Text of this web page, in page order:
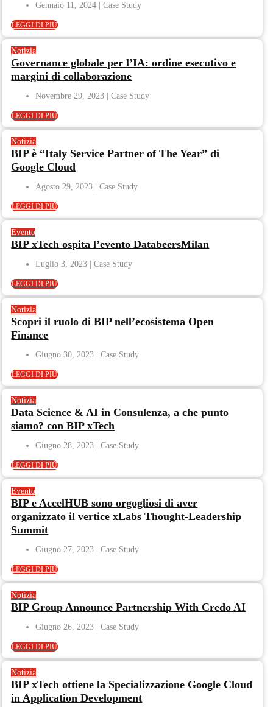
Gennaio 11, 2024
LEGGI DI PIÙ
Notizia
Governance globale per l’IA: ordine esecutivo e
margini di collaborazione
Novembre 29, 2023
LEGGI DI PIÙ
Notizia
BIP è “Italy Service Partner of The Year” di
Google Cloud
Agosto 29, 2023
LEGGI DI PIÙ
Evento
BIP xTech ospita l’evento DatabeersMilan
Luglio 3, 2023
LEGGI DI PIÙ
Notizia
Scopri il ruolo di BIP nell’ecosistema Open
Finance
Giugno 30, 2023
LEGGI DI PIÙ
Notizia
Data Science & AI in Consulenza, a che punto
siamo? con BIP xTech
Giugno 28, 2023
LEGGI DI PIÙ
Evento
BIP e AccelHUB sono orgogliosi di aver
organizzato il vertice xLabs Thought-Leadership
Summit
Giugno 27, 2023
LEGGI DI PIÙ
Notizia
BIP Group Announce Partnership With Credo AI
Giugno 26, 2023
LEGGI DI PIÙ
Notizia
BIP xTech ottiene la Specializzazione Google Cloud
in Application Development